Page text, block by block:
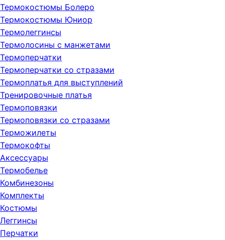
Термокостюмы Болеро
Термокостюмы Юниор
Термолеггинсы
Термолосины с манжетами
Термоперчатки
Термоперчатки со стразами
Термоплатья для выступлений
Тренировочные платья
Термоповязки
Термоповязки со стразами
Терможилеты
Термокофты
Аксессуары
Термобелье
Комбинезоны
Комплекты
Костюмы
Леггинсы
Перчатки